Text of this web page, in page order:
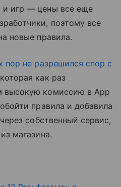
и игр — цены все еще
поэтому все
новые правила.
пор не разрешился спор с
как раз
высокую комиссию в App
правила и добавила
собственный сервис,
магазина.